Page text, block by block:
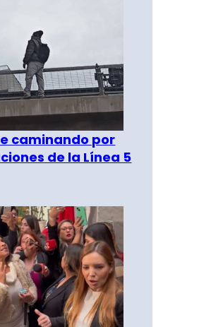
caminando por
de la Línea 5